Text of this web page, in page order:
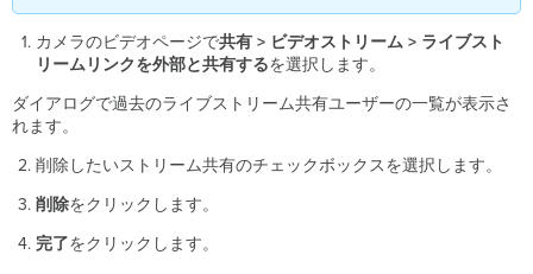
カメラのビデオページで共有> ビデオストリーム > ライブスト
リームリンクを外部と共有するを選択します。
ダイアログで過去のライブストリーム共有ユーザーの一覧が表示さ
れます。
削除したいストリーム共有のチェックボックスを選択します。
削除をクリックします。
完了をクリックします。